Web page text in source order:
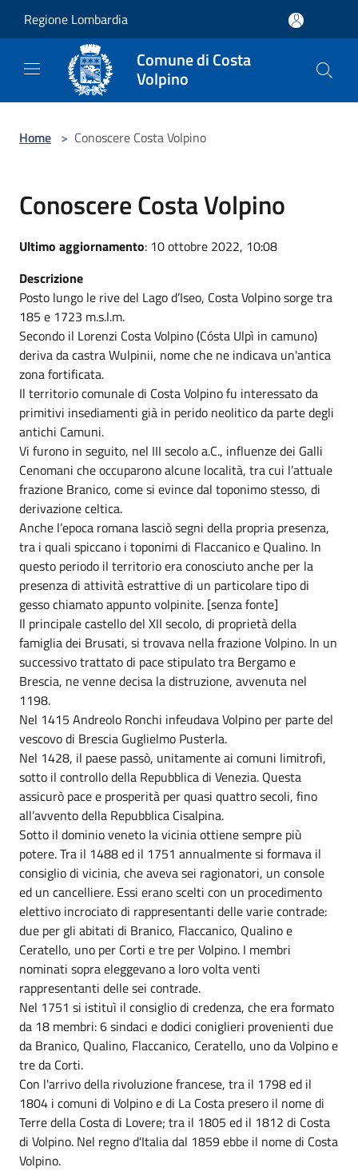
Regione Lombardia
Comune di Costa
Volpino
Home > Conoscere Costa Volpino
Conoscere Costa Volpino
Ultimo aggiornamento: 10 ottobre 2022, 10:08
Descrizione
Posto lungo le rive del Lago d’Iseo, Costa Volpino sorge tra
185 e 1723 m.s.l.m.
Secondo il Lorenzi Costa Volpino (Cósta Ulpì in camuno)
deriva da castra Wulpinii, nome che ne indicava un'antica
zona fortificata.
Il territorio comunale di Costa Volpino fu interessato da
primitivi insediamenti già in perido neolitico da parte degli
antichi Camuni.
Vi furono in seguito, nel III secolo a.C., influenze dei Galli
Cenomani che occuparono alcune località, tra cui l’attuale
frazione Branico, come si evince dal toponimo stesso, di
derivazione celtica.
Anche l’epoca romana lasciò segni della propria presenza,
tra i quali spiccano i toponimi di Flaccanico e Qualino. In
questo periodo il territorio era conosciuto anche per la
presenza di attività estrattive di un particolare tipo di
gesso chiamato appunto volpinite. [senza fonte]
Il principale castello del XII secolo, di proprietà della
famiglia dei Brusati, si trovava nella frazione Volpino. In un
successivo trattato di pace stipulato tra Bergamo e
Brescia, ne venne decisa la distruzione, avvenuta nel
1198.
Nel 1415 Andreolo Ronchi infeudava Volpino per parte del
vescovo di Brescia Guglielmo Pusterla.
Nel 1428, il paese passò, unitamente ai comuni limitrofi,
sotto il controllo della Repubblica di Venezia. Questa
assicurò pace e prosperità per quasi quattro secoli, fino
all’avvento della Repubblica Cisalpina.
Sotto il dominio veneto la vicinia ottiene sempre più
potere. Tra il 1488 ed il 1751 annualmente si formava il
consiglio di vicinia, che aveva sei ragionatori, un console
ed un cancelliere. Essi erano scelti con un procedimento
elettivo incrociato di rappresentanti delle varie contrade:
due per gli abitati di Branico, Flaccanico, Qualino e
Ceratello, uno per Corti e tre per Volpino. I membri
nominati sopra eleggevano a loro volta venti
rappresentanti delle sei contrade.
Nel 1751 si istituì il consiglio di credenza, che era formato
da 18 membri: 6 sindaci e dodici coniglieri provenienti due
da Branico, Qualino, Flaccanico, Ceratello, uno da Volpino e
tre da Corti.
Con l'arrivo della rivoluzione francese, tra il 1798 ed il
1804 i comuni di Volpino e di La Costa presero il nome di
Terre della Costa di Lovere; tra il 1805 ed il 1812 di Costa
di Volpino. Nel regno d'Italia dal 1859 ebbe il nome di Costa
Volpino.